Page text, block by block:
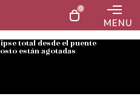
0
MENU
total desde el puente
están agotadas